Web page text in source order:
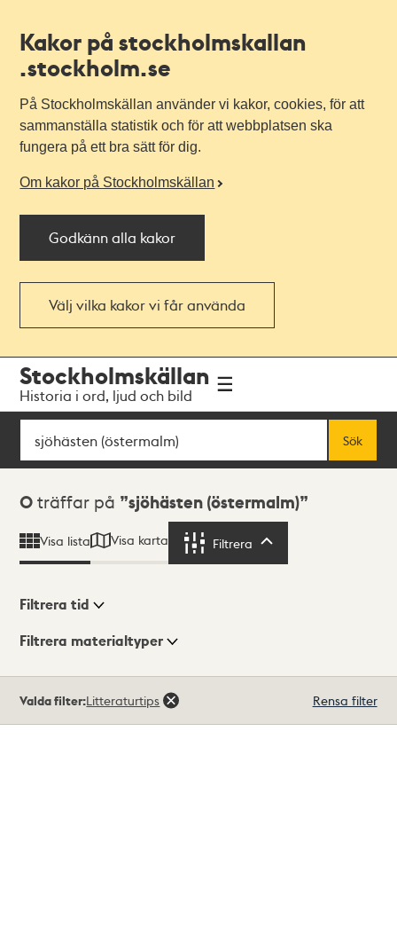
Kakor på stockholmskallan
.stockholm.se
På Stockholmskällan använder vi kakor, cookies, för att
sammanställa statistik och för att webbplatsen ska
fungera på ett bra sätt för dig.
Om kakor på Stockholmskällan
Godkänn alla kakor
Välj vilka kakor vi får använda
navigationen
huvudinnehållet
Stockholmskällan
Historia i ord, ljud och bild
Sök
Sök
Sökresultat
0 träffar på sjöhästen (östermalm)
Visa lista Visa karta Filtrera
Visningsläge
Filtrera tid
Filtrera materialtyper
träffar
Valda filter:Litteraturtips Rensa filter